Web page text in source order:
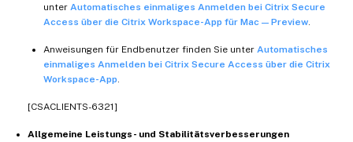
unter Automatisches einmaliges Anmelden bei Citrix Secure
Access über die Citrix Workspace-App für Mac — Preview
Anweisungen für Endbenutzer finden Sie unter Automatisches
einmaliges Anmelden bei Citrix Secure Access über die Citrix
Workspace-App
[CSACLIENTS-6321]
Allgemeine Leistungs- und Stabilitätsverbesserungen